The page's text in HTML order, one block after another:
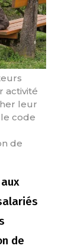
activité
leur
code
de
de